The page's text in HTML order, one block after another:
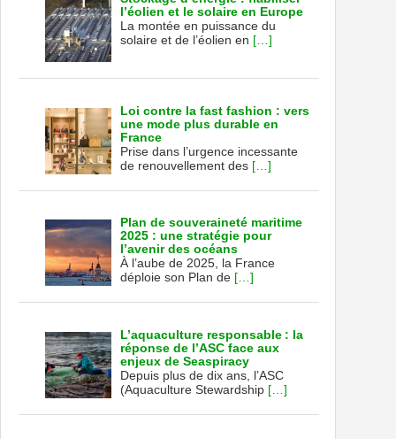
l’éolien et le solaire en Europe
La montée en puissance du
solaire et de l’éolien en […]
Loi contre la fast fashion : vers
une mode plus durable en
France
Prise dans l’urgence incessante
de renouvellement des […]
Plan de souveraineté maritime
2025 : une stratégie pour
l’avenir des océans
À l’aube de 2025, la France
déploie son Plan de […]
L’aquaculture responsable : la
réponse de l’ASC face aux
enjeux de Seaspiracy
Depuis plus de dix ans, l’ASC
(Aquaculture Stewardship […]